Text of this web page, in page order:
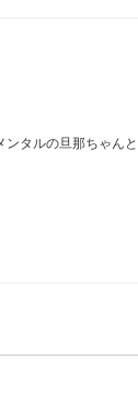
タルの旦那ちゃん